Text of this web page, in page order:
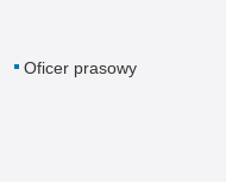
Oficer prasowy